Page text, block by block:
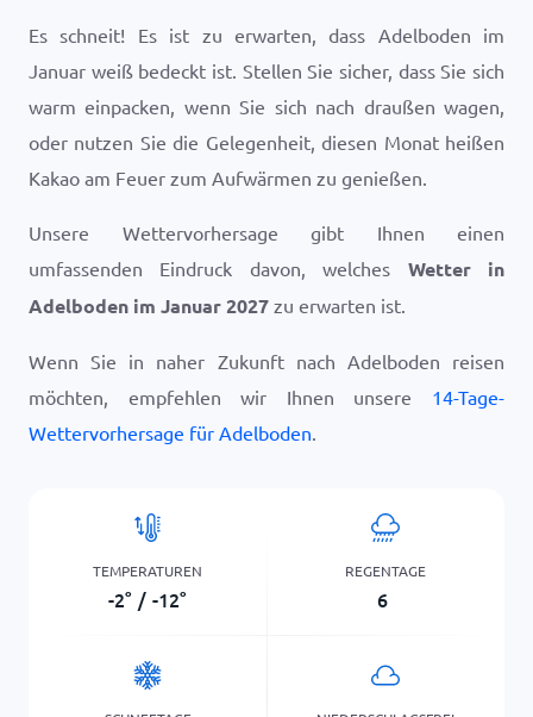
Es schneit! Es ist zu erwarten, dass Adelboden im
Januar weiß bedeckt ist. Stellen Sie sicher, dass Sie sich
warm einpacken, wenn Sie sich nach draußen wagen,
oder nutzen Sie die Gelegenheit, diesen Monat heißen
Kakao am Feuer zum Aufwärmen zu genießen.
Unsere Wettervorhersage gibt Ihnen einen
umfassenden Eindruck davon, welches Wetter in
Adelboden im Januar 2027 zu erwarten ist.
Wenn Sie in naher Zukunft nach Adelboden reisen
möchten, empfehlen wir Ihnen unsere 14-Tage-
Wettervorhersage für Adelboden.
TEMPERATUREN
-2° / -12°
REGENTAGE
6